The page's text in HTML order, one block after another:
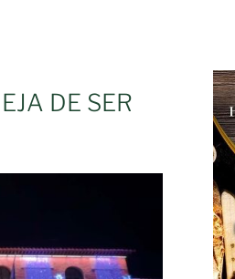
DE SER